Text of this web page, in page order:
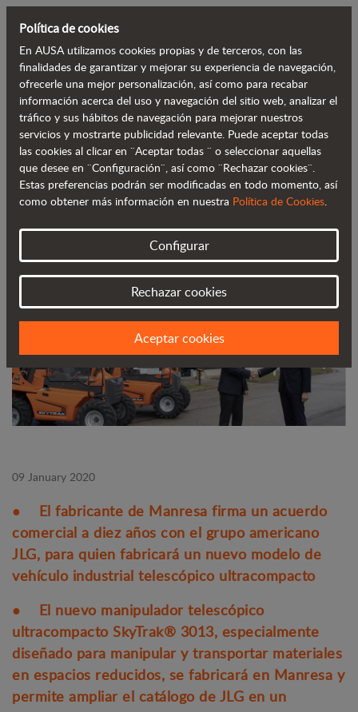
Volver al blog
AUSA se alía con JLG, el mayor
fabricante mundial de manipuladores
telescópicos
09 January 2020
● El fabricante de Manresa firma un acuerdo
comercial a diez años con el grupo americano
JLG, para quien fabricará un nuevo modelo de
vehículo industrial telescópico ultracompacto
● El nuevo manipulador telescópico
ultracompacto SkyTrak® 3013, especialmente
diseñado para manipular y transportar materiales
en espacios reducidos, se fabricará en Manresa y
permite ampliar el catálogo de JLG en un
Política de cookies
En AUSA utilizamos cookies propias y de terceros, con las
finalidades de garantizar y mejorar su experiencia de navegación,
ofrecerle una mejor personalización, así como para recabar
información acerca del uso y navegación del sitio web, analizar el
tráfico y sus hábitos de navegación para mejorar nuestros
servicios y mostrarte publicidad relevante. Puede aceptar todas
las cookies al clicar en ¨Aceptar todas ¨ o seleccionar aquellas
que desee en ¨Configuración¨, así como ¨Rechazar cookies¨.
Estas preferencias podrán ser modificadas en todo momento, así
como obtener más información en nuestra Política de Cookies.
Configurar
Rechazar cookies
Aceptar cookies